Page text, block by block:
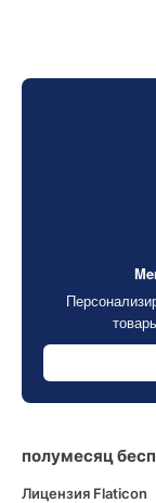
полумесяц
Лицензия Flaticon